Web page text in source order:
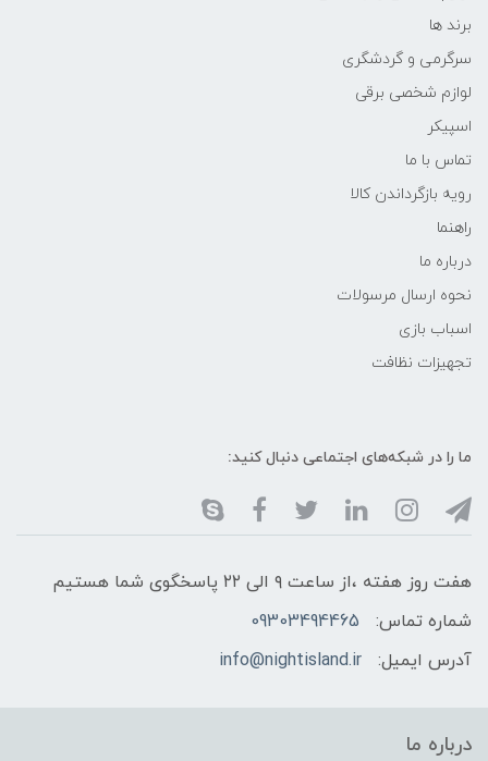
برند ها
سرگرمی و گردشگری
لوازم شخصی برقی
اسپیکر
تماس با ما
رویه بازگرداندن کالا
راهنما
درباره ما
نحوه ارسال مرسولات
اسباب بازی
تجهیزات نظافت
ما را در شبکه‌های اجتماعی دنبال کنید:
هفت روز هفته ،از ساعت ۹ الی ۲۲ پاسخگوی شما هستیم
شماره تماس:
09303494465
آدرس ایمیل:
info@nightisland.ir
درباره ما